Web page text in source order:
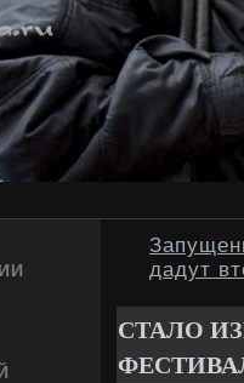
дадут
СТАЛО